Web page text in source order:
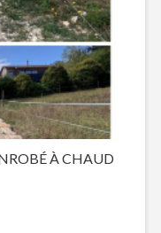
À CHAUD